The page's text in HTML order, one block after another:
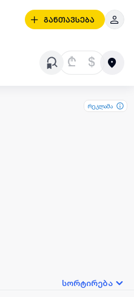
განთავსება
₾ $
რეკლამა
სორტირება